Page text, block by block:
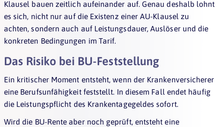
Klausel bauen zeitlich aufeinander auf. Genau deshalb lohnt
es sich, nicht nur auf die Existenz einer AU-Klausel zu
achten, sondern auch auf Leistungsdauer, Auslöser und die
konkreten Bedingungen im Tarif.
Das Risiko bei BU-Feststellung
Ein kritischer Moment entsteht, wenn der Krankenversicherer
eine Berufsunfähigkeit feststellt. In diesem Fall endet häufig
die Leistungspflicht des Krankentagegeldes sofort.
Wird die BU-Rente aber noch geprüft, entsteht eine